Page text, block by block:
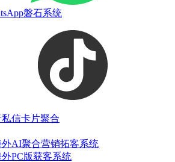
磐石系统
信卡片聚合
外AI聚合营销拓客系统
PC版获客系统